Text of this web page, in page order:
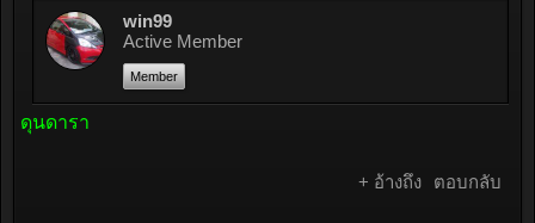
win99
Active Member
Member
ดุนดารา
+ อ้างถึง ตอบกลับ